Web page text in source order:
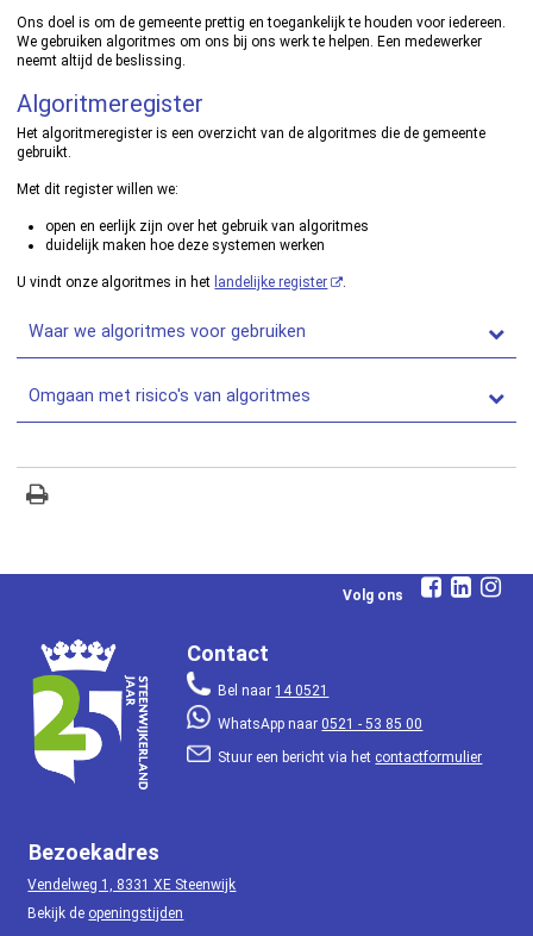
Ons doel is om de gemeente prettig en toegankelijk te houden voor iedereen.
We gebruiken algoritmes om ons bij ons werk te helpen. Een medewerker
neemt altijd de beslissing.
Algoritmeregister
Het algoritmeregister is een overzicht van de algoritmes die de gemeente
gebruikt.
Met dit register willen we:
open en eerlijk zijn over het gebruik van algoritmes
duidelijk maken hoe deze systemen werken
U vindt onze algoritmes in het landelijke register .
Waar we algoritmes voor gebruiken
Omgaan met risico's van algoritmes
Volg ons
Contact
Bel naar 14 0521
WhatsApp naar0521 - 53 85 00
Stuur een bericht via het contactformulier
Bezoekadres
Vendelweg 1, 8331 XE Steenwijk
Bekijk de openingstijden